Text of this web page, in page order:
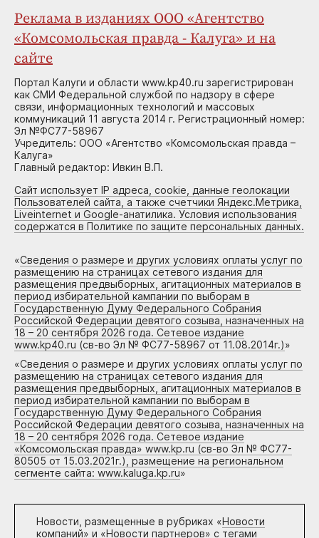
Реклама в изданиях ООО «Агентство
«Комсомольская правда - Калуга» и на
сайте
Портал Калуги и области www.kp40.ru зарегистрирован
как СМИ Федеральной службой по надзору в сфере
связи, информационных технологий и массовых
коммуникаций 11 августа 2014 г. Регистрационный номер:
Эл №ФС77-58967
Учредитель: ООО «Агентство «Комсомольская правда –
Калуга»
Главный редактор: Ивкин В.П.
Сайт использует IP адреса, cookie, данные геолокации
Пользователей сайта, а также счетчики Яндекс.Метрика,
Liveinternet и Google-анатилика. Условия использования
содержатся в Политике по защите персональных данных.
«Сведения о размере и других условиях оплаты услуг по
размещению на страницах сетевого издания для
размещения предвыборных, агитационных материалов в
период избирательной кампании по выборам в
Государственную Думу Федерального Собрания
Российской Федерации девятого созыва, назначенных на
18 – 20 сентября 2026 года. Сетевое издание
www.kp40.ru (св-во Эл № ФС77-58967 от 11.08.2014г.)»
«Сведения о размере и других условиях оплаты услуг по
размещению на страницах сетевого издания для
размещения предвыборных, агитационных материалов в
период избирательной кампании по выборам в
Государственную Думу Федерального Собрания
Российской Федерации девятого созыва, назначенных на
18 – 20 сентября 2026 года. Сетевое издание
«Комсомольская правда» www.kp.ru (св-во Эл № ФС77-
80505 от 15.03.2021г.), размещение на региональном
сегменте сайта: www.kaluga.kp.ru»
Новости, размещенные в рубриках «Новости
компаний» и «Новости партнеров» с тегами